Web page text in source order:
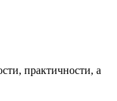
практичности, а